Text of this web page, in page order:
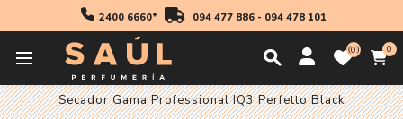
2400 6660* 094 477 886- 094 478 101
0 0
Accesorios Accesorios Electricos
Secador Gama Professional IQ3 Perfetto Black